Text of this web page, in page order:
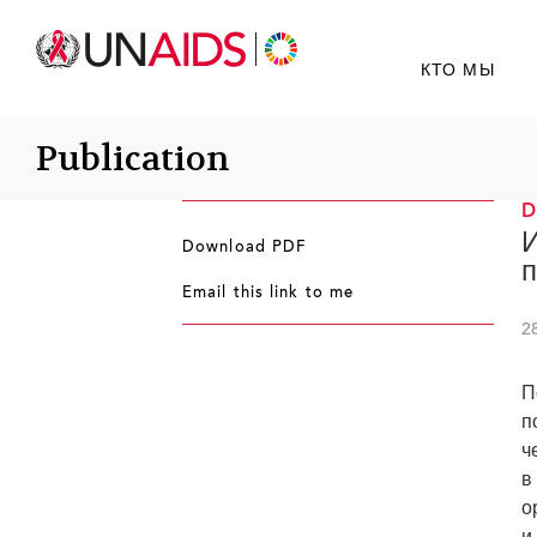
КТО МЫ
Publication
в
Download PDF
Email this link to me